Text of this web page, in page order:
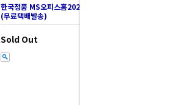
한국정품 MS오피스홈2024 영구사용 제품키
(무료택배발송)
Sold Out